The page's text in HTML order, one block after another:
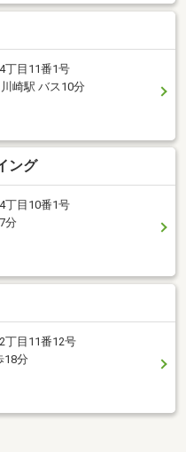
丁目11番1号
崎駅 バス10分
ング
丁目10番1号
分
丁目11番12号
18分